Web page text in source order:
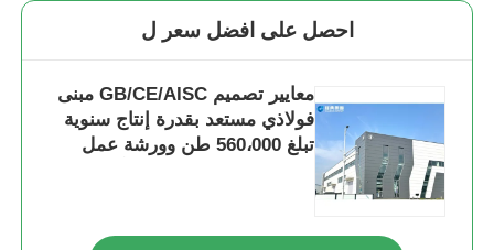
احصل على افضل سعر ل
معايير تصميم GB/CE/AISC مبنى
فولاذي مستعد بقدرة إنتاج سنوية
تبلغ 560،000 طن وورشة عمل